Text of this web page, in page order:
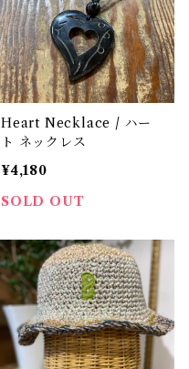
Heart Necklace / ハー
ト ネックレス
¥4,180
SOLD OUT